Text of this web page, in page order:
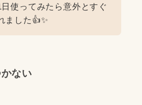
日使ってみたら意外とすぐ
ました👍✨
ない